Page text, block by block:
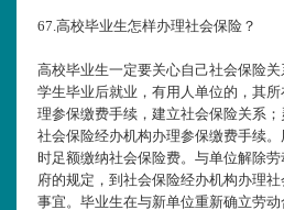
67.高校毕业生怎样办理社会保险？
高校毕业生一定要关心自己社会保险
学生毕业后就业，有用人单位的，其
理参保缴费手续，建立社会保险关系
社会保险经办机构办理参保缴费手续
时足额缴纳社会保险费。与单位解除
府的规定，到社会保险经办机构办理
事宜。毕业生在与新单位重新确立劳